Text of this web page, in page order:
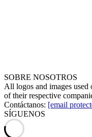
SOBRE NOSOTROS
All logos and images used
of their respective
Contáctanos: [email
SÍGUENOS